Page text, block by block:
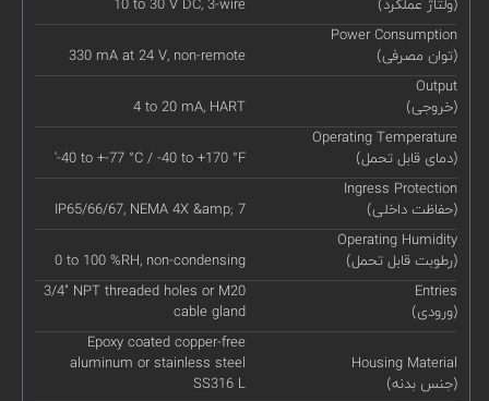
Power Consumption
(توان مصرفی)
330 mA at 24 V, non-remote
Output
(خروجی)
4 to 20 mA, HART
Operating Temperature
(دمای قابل تحمل)
'-40 to +-77 °C / -40 to +170 °F
Ingress Protection
(حفاظت داخلی)
IP65/66/67, NEMA 4X &amp; 7
Operating Humidity
(رطوبت قابل تحمل)
0 to 100 %RH, non-condensing
Entries
(ورودی)
3/4" NPT threaded holes or M20
cable gland
Housing Material
(جنس بدنه)
Epoxy coated copper-free
aluminum or stainless steel
SS316 L